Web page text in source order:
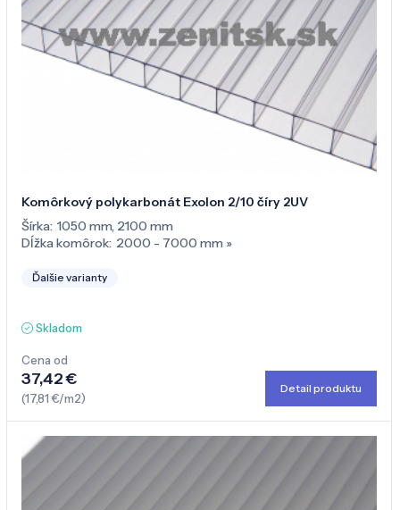
Komôrkový polykarbonát Exolon 2/10 číry 2UV
Šírka: 1050 mm, 2100 mm
Dĺžka komôrok: 2000 - 7000 mm »
Ďalšie varianty
Skladom
Cena od
37,42 €
(17,81 €/m2)
Detail produktu